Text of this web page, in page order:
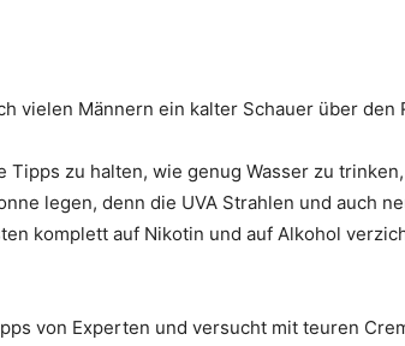
vielen Männern ein kalter Schauer über den
zu halten, wie genug Wasser zu
legen, denn die UVA Strahlen und auch
komplett auf Nikotin und auf Alkohol
von Experten und versucht mit teuren